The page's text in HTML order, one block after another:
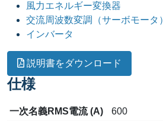
風力エネルギー変換器
交流周波数変調（サーボモータ）
インバータ
説明書をダウンロード
仕様
一次名義RMS電流 (A)
600